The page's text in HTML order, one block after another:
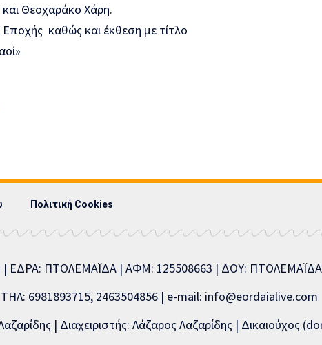
Θεοχαράκο Χάρη.
καθώς και έκθεση με τίτλο
Πολιτική Cookies
| ΕΔΡΑ: ΠΤΟΛΕΜΑΪΔΑ | ΑΦΜ: 125508663 | ΔΟΥ:
6981893715, 2463504856 | e-mail: info@eordaialive.com
| Διαχειριστής: Λάζαρος Λαζαρίδης | Δικαιούχος